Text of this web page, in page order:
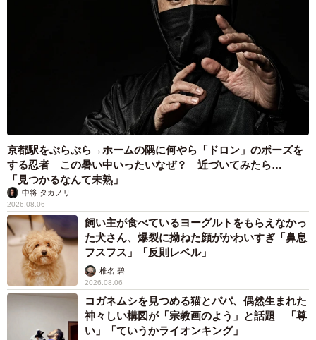
京都駅をぶらぶら→ホームの隅に何やら「ドロン」のポーズを
する忍者 この暑い中いったいなぜ？ 近づいてみたら…
「見つかるなんて未熟」
中将 タカノリ
2026.08.06
飼い主が食べているヨーグルトをもらえなかっ
た犬さん、爆裂に拗ねた顔がかわいすぎ「鼻息
フスフス」「反則レベル」
椎名 碧
2026.08.06
コガネムシを見つめる猫とパパ、偶然生まれた
神々しい構図が「宗教画のよう」と話題 「尊
い」「ていうかライオンキング」